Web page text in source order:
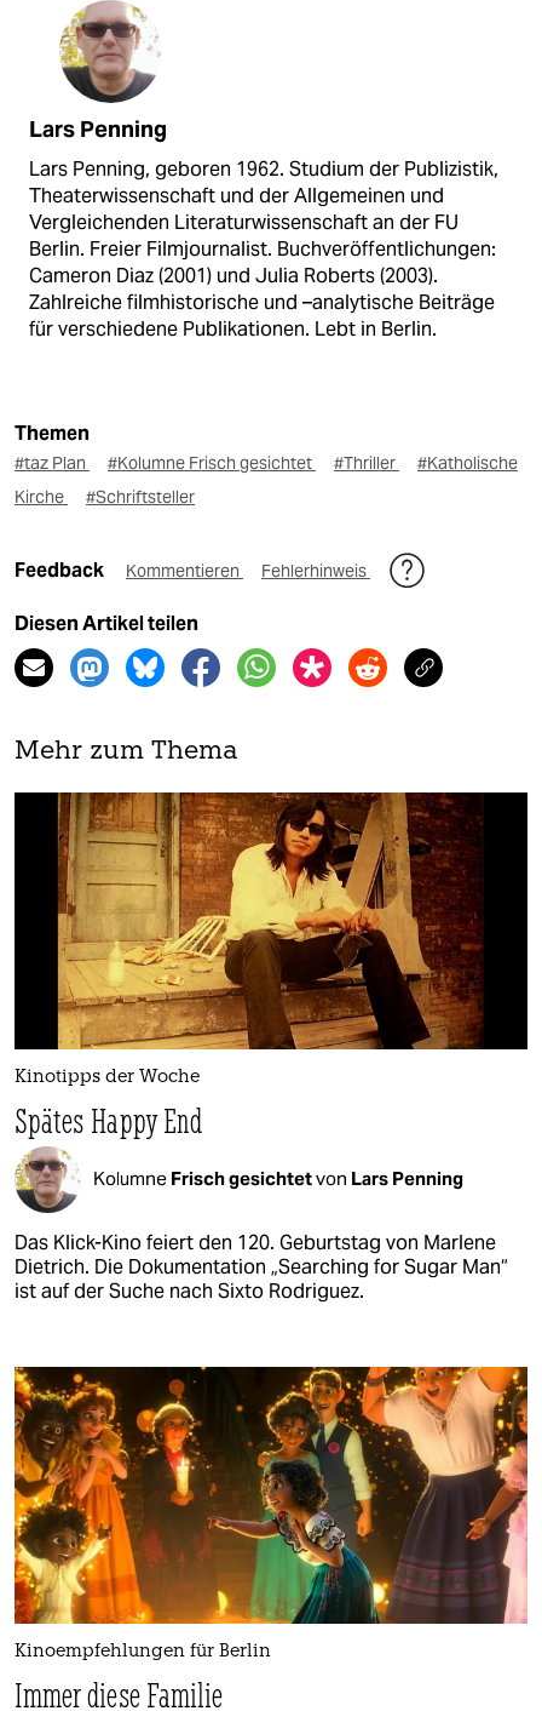
Lars Penning
Lars Penning, geboren 1962. Studium der Publizistik,
Theaterwissenschaft und der Allgemeinen und
Vergleichenden Literaturwissenschaft an der FU
Berlin. Freier Filmjournalist. Buchveröffentlichungen:
Cameron Diaz (2001) und Julia Roberts (2003).
Zahlreiche filmhistorische und –analytische Beiträge
für verschiedene Publikationen. Lebt in Berlin.
Themen
#taz Plan #Kolumne Frisch gesichtet #Thriller
#Katholische
Kirche
#Schriftsteller
Feedback Kommentieren Fehlerhinweis
Diesen Artikel teilen
Mehr zum Thema
Kinotipps der Woche
Spätes Happy End
Kolumne Frisch gesichtetvon Lars Penning
Das Klick-Kino feiert den 120. Geburtstag von Marlene
Dietrich. Die Dokumentation „Searching for Sugar Man“
ist auf der Suche nach Sixto Rodriguez.
Kinoempfehlungen für Berlin
Immer diese Familie